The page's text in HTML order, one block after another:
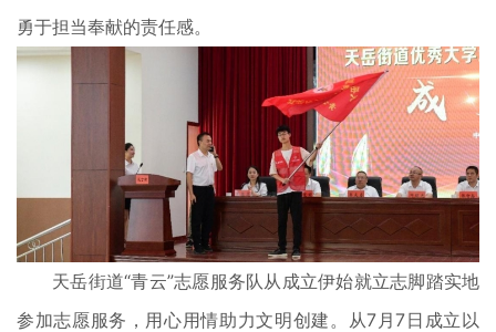
勇于担当奉献的责任感。
天岳街道“青云”志愿服务队从成立伊始就立志脚踏实地
参加志愿服务，用心用情助力文明创建。从7月7日成立以